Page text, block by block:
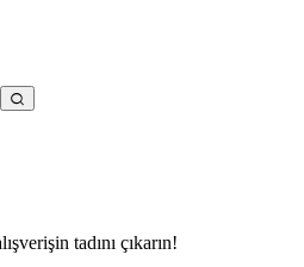
tadını çıkarın!